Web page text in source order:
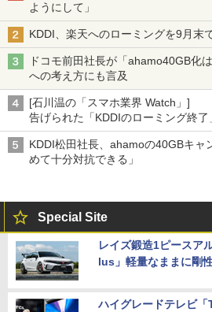
ようにして」
KDDI、楽天へのローミングを9月末
ドコモ前田社長が「ahamo40GB化
への考え方にも言及
[石川温の「スマホ業界 Watch」]
告げられた「KDDIのローミング終
穴と楽天モバイルの課題
KDDI松田社長、ahamoの40GBキャ
めて十分対抗できる」
Special Site
レイズ鍛造1ピースア
lus」軽量なままに剛
ハイグレードテレビ